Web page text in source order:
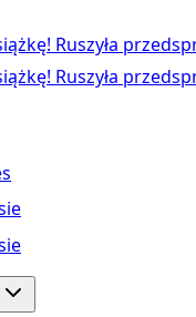
Ruszyła
Ruszyła